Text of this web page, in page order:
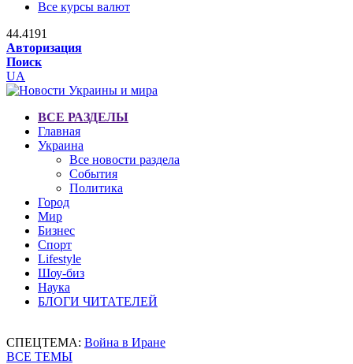
Все курсы валют
44.4191
Авторизация
Поиск
UA
ВСЕ РАЗДЕЛЫ
Главная
Украина
Все новости раздела
События
Политика
Город
Мир
Бизнес
Спорт
Lifestyle
Шоу-биз
Наука
БЛОГИ ЧИТАТЕЛЕЙ
СПЕЦТЕМА: Война в Иране
ВСЕ ТЕМЫ